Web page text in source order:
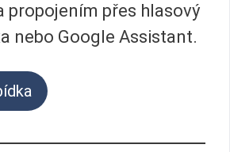
propojením přes hlasový
nebo Google Assistant.